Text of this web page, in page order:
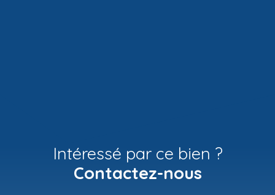
Intéressé par ce bien ?
Contactez-nous